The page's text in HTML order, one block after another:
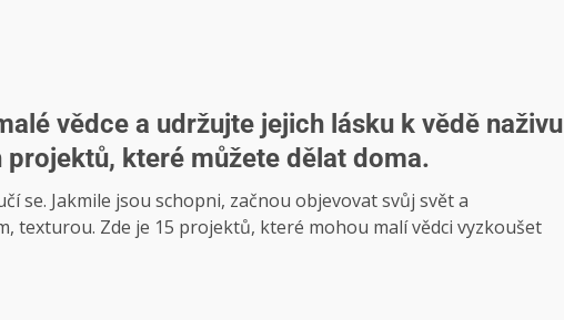
vědce a udržujte jejich lásku k vědě naživu
které můžete dělat doma.
se. Jakmile jsou schopni, začnou objevovat svůj svět a
texturou. Zde je 15 projektů, které mohou malí vědci vyzkoušet